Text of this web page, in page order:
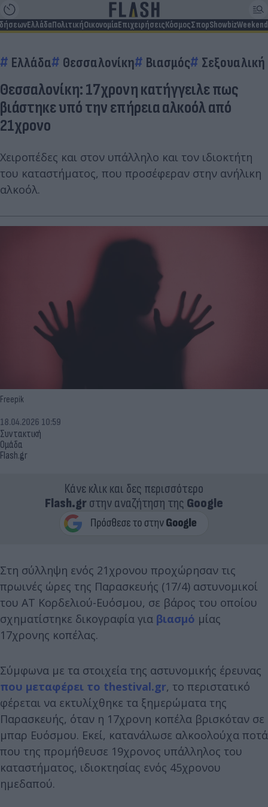
ΕλλάδαΠολιτικήΟικονομίαΕπιχειρήσειςΚόσμοςΣπορShowbizWeekend
Ελλάδα Θεσσαλονίκη Βιασμός
Θεσσαλονίκη: 17χρονη κατήγγειλε πως
βιάστηκε υπό την επήρεια αλκοόλ από
21χρονο
Χειροπέδες και στον υπάλληλο και τον ιδιοκτήτη
του καταστήματος, που προσέφεραν στην ανήλικη
αλκοόλ.
Freepik
Συντακτική
Ομάδα
Flash.gr
18.04.2026 10:59
Κάνε κλικ και δες περισσότερο
Flash.grστην αναζήτηση της Google
Στη σύλληψη ενός 21χρονου προχώρησαν τις
πρωινές ώρες της Παρασκευής (17/4) αστυνομικοί
του ΑΤ Κορδελιού-Ευόσμου, σε βάρος του οποίου
σχηματίστηκε δικογραφία για βιασμό μίας
17χρονης κοπέλας.
Σύμφωνα με τα στοιχεία της αστυνομικής έρευνας
που μεταφέρει το thestival.gr, το περιστατικό
φέρεται να εκτυλίχθηκε τα ξημερώματα της
Παρασκευής, όταν η 17χρονη κοπέλα βρισκόταν σε
μπαρ Ευόσμου. Εκεί, κατανάλωσε αλκοολούχα ποτά
που της προμήθευσε 19χρονος υπάλληλος του
καταστήματος, ιδιοκτησίας ενός 45χρονου
ημεδαπού.